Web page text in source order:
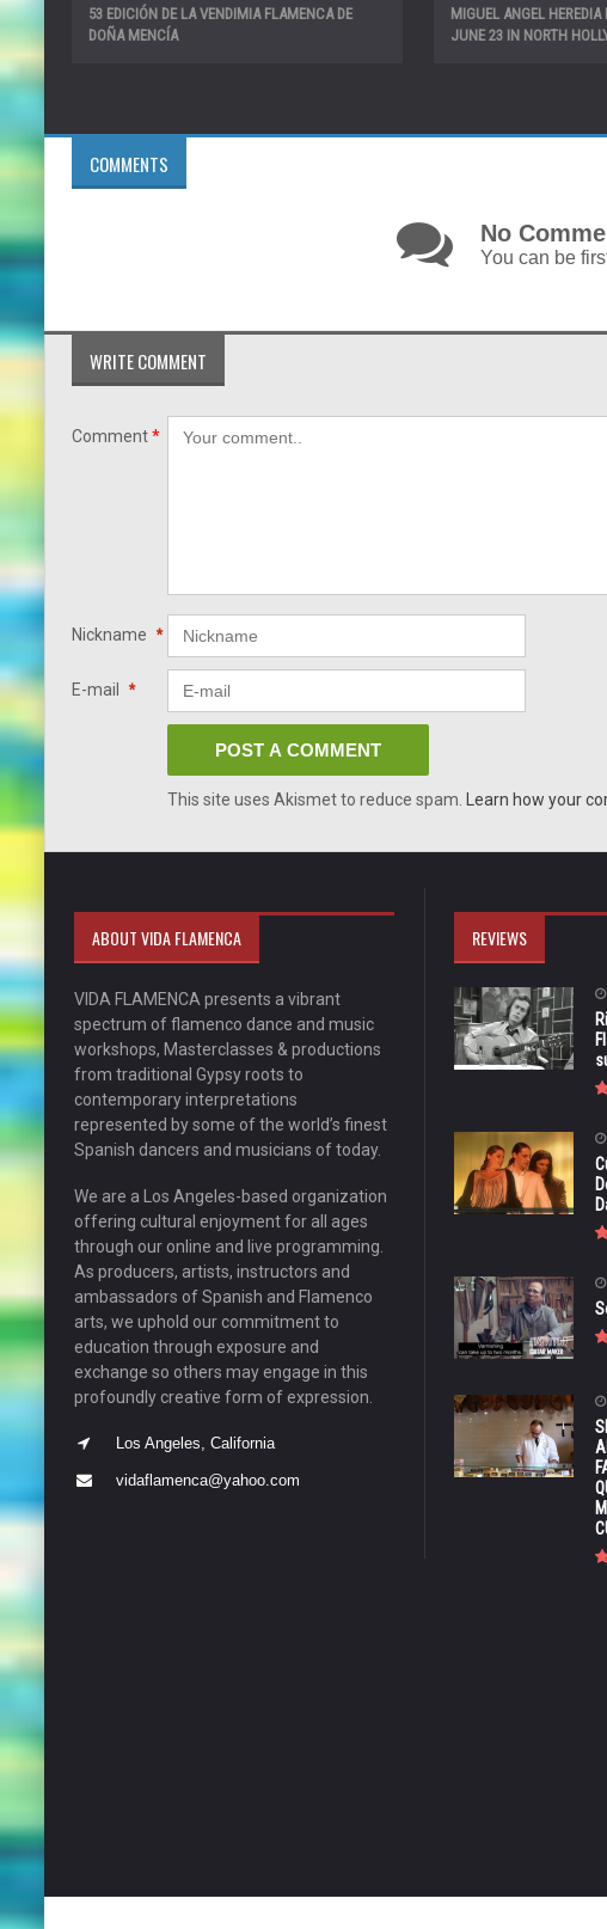
53 EDICIÓN DE LA VENDIMIA FLAMENCA DE
DOÑA MENCÍA
MIGUEL ANGEL
JUNE 23 IN NORTH
COMMENTS
No
You can be
WRITE COMMENT
Comment*
Nickname *
E-mail *
This site uses Akismet to reduce spam. Learn how your
ABOUT VIDA FLAMENCA
VIDA FLAMENCA presents a vibrant
spectrum of flamenco dance and music
workshops, Masterclasses & productions
from traditional Gypsy roots to
contemporary interpretations
represented by some of the world’s finest
Spanish dancers and musicians of today.
We are a Los Angeles-based organization
offering cultural enjoyment for all ages
through our online and live programming.
As producers, artists, instructors and
ambassadors of Spanish and Flamenco
arts, we uphold our commitment to
education through exposure and
exchange so others may engage in this
profoundly creative form of expression.
Los Angeles, California
vidaflamenca@yahoo.com
REVIEWS